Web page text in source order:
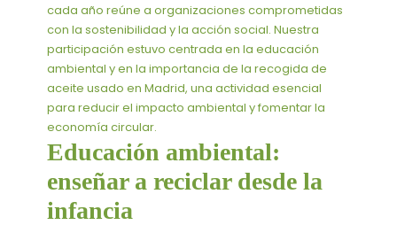
cada año reúne a organizaciones comprometidas
con la sostenibilidad y la acción social. Nuestra
participación estuvo centrada en la educación
ambiental y en la importancia de la recogida de
aceite usado en Madrid, una actividad esencial
para reducir el impacto ambiental y fomentar la
economía circular.
Educación ambiental:
enseñar a reciclar desde la
infancia